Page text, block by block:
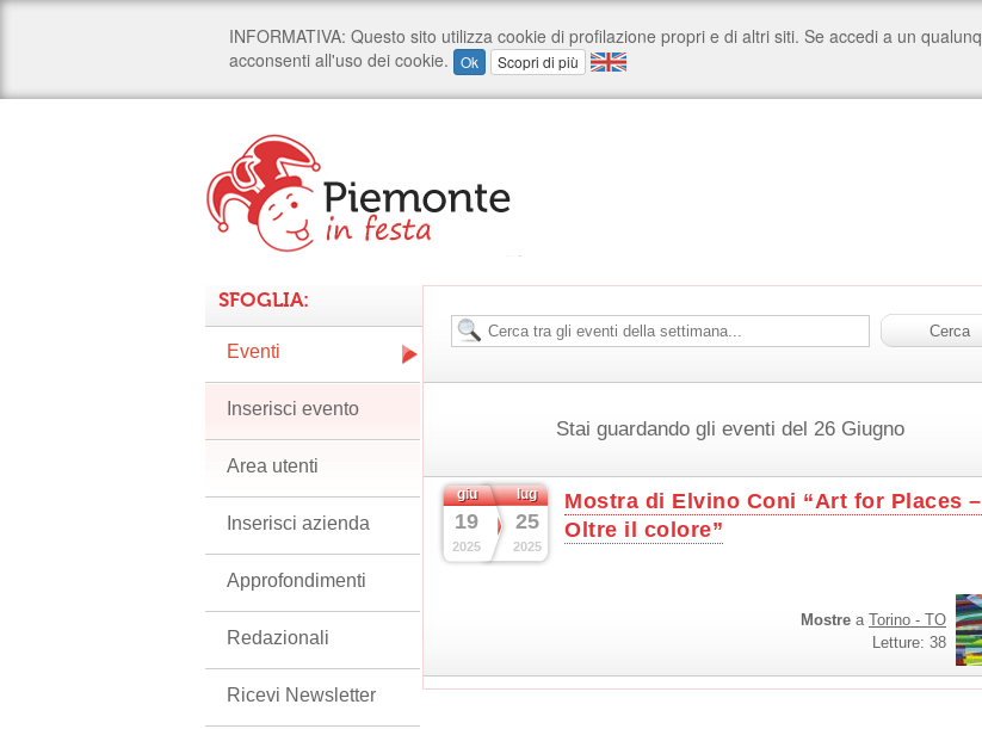
Stai guardando gli eventi del 26 Giugno
giu
19
2025
lug
25
2025
Mostra di Elvino Coni “Art for Places –
Oltre il colore”
Mostre a Torino - TO
Letture: 38
SFOGLIA:
Eventi
Inserisci evento
Area utenti
Inserisci azienda
Approfondimenti
Redazionali
Ricevi Newsletter